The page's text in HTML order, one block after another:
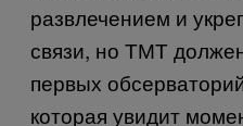
развлечением и
связи, но ТМТ
первых
которая увидит